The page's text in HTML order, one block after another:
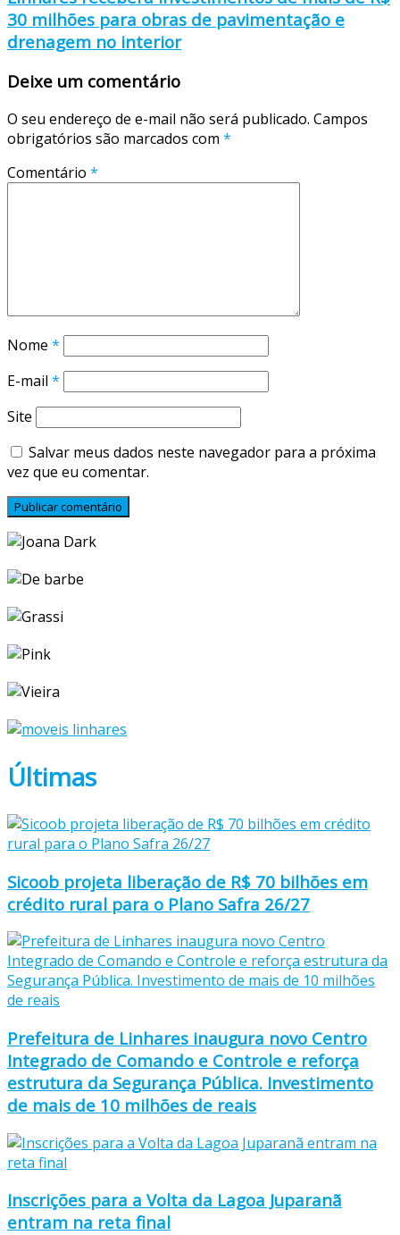
30 milhões para obras de pavimentação e
drenagem no interior
Deixe um comentário
O seu endereço de e-mail não será publicado. Campos
obrigatórios são marcados com *
Comentário *
Nome *
E-mail *
Site
Salvar meus dados neste navegador para a próxima
vez que eu comentar.
Últimas
Sicoob projeta liberação de R$ 70 bilhões em
crédito rural para o Plano Safra 26/27
Prefeitura de Linhares inaugura novo Centro
Integrado de Comando e Controle e reforça
estrutura da Segurança Pública. Investimento
de mais de 10 milhões de reais
Inscrições para a Volta da Lagoa Juparanã
entram na reta final